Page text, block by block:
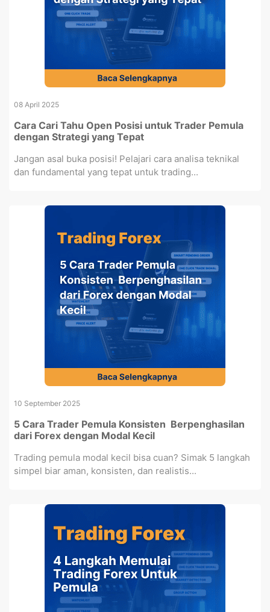
08 April 2025
Cara Cari Tahu Open Posisi untuk Trader Pemula
dengan Strategi yang Tepat
Jangan asal buka posisi! Pelajari cara analisa teknikal
dan fundamental yang tepat untuk trading...
10 September 2025
5 Cara Trader Pemula Konsisten Berpenghasilan
dari Forex dengan Modal Kecil
Trading pemula modal kecil bisa cuan? Simak 5 langkah
simpel biar aman, konsisten, dan realistis...